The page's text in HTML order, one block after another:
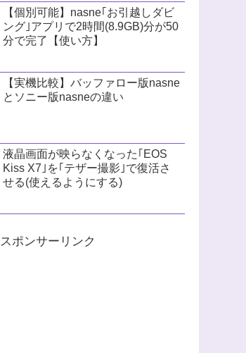
【個別可能】nasne｢お引越しダビ
ング｣アプリで2時間(8.9GB)分が50
分で完了【使い方】
【実機比較】バッファロー版nasne
とソニー版nasneの違い
液晶画面が映らなくなった｢EOS
Kiss X7｣を｢テザー撮影｣で復活さ
せる(使えるようにする)
スポンサーリンク